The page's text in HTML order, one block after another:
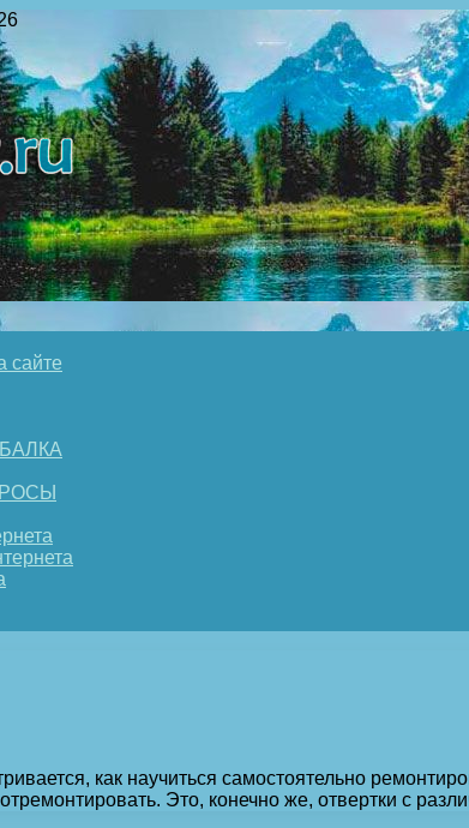
сайте
как научиться самостоятельно
Это, конечно же, отвертки с